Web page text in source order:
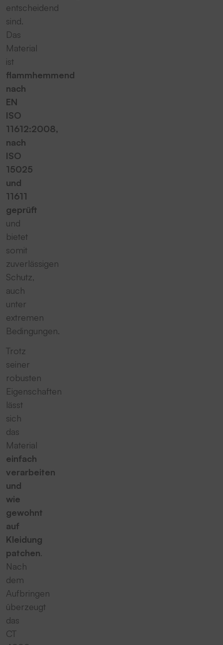
entscheidend
sind.
Das
Material
ist
flammhemmend
nach
EN
ISO
11612:2008,
nach
ISO
15025
und
11611
geprüft
und
bietet
somit
zuverlässigen
Schutz,
auch
unter
extremen
Bedingungen.
Trotz
seiner
robusten
Eigenschaften
lässt
sich
das
Material
einfach
verarbeiten
und
wie
gewohnt
auf
Kleidung
patchen.
Nach
dem
Aufbringen
überzeugt
das
CT